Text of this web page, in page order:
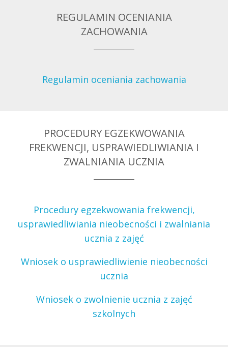
REGULAMIN OCENIANIA
ZACHOWANIA
Regulamin oceniania zachowania
PROCEDURY EGZEKWOWANIA
FREKWENCJI, USPRAWIEDLIWIANIA I
ZWALNIANIA UCZNIA
Procedury egzekwowania frekwencji,
usprawiedliwiania nieobecności i zwalniania
ucznia z zajęć
Wniosek o usprawiedliwienie nieobecności
ucznia
Wniosek o zwolnienie ucznia z zajęć
szkolnych